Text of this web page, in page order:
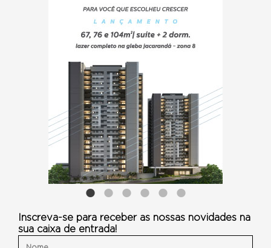
Inscreva-se para receber as nossas novidades na
sua caixa de entrada!